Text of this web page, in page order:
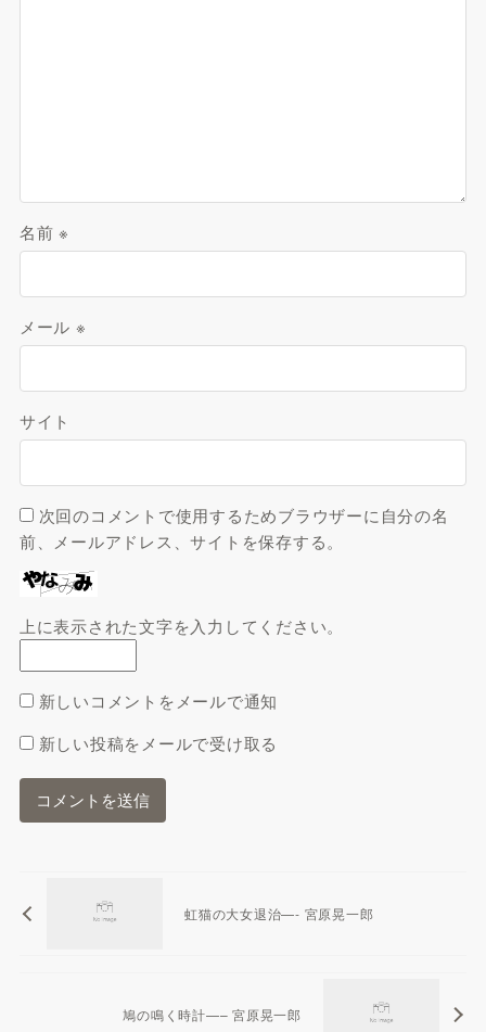
名前※
メール ※
サイト
次回のコメントで使用するためブラウザーに自分の名
前、メールアドレス、サイトを保存する。
上に表示された文字を入力してください。
新しいコメントをメールで通知
新しい投稿をメールで受け取る
虹猫の大女退治—- 宮原晃一郎
鳩の鳴く時計—– 宮原晃一郎